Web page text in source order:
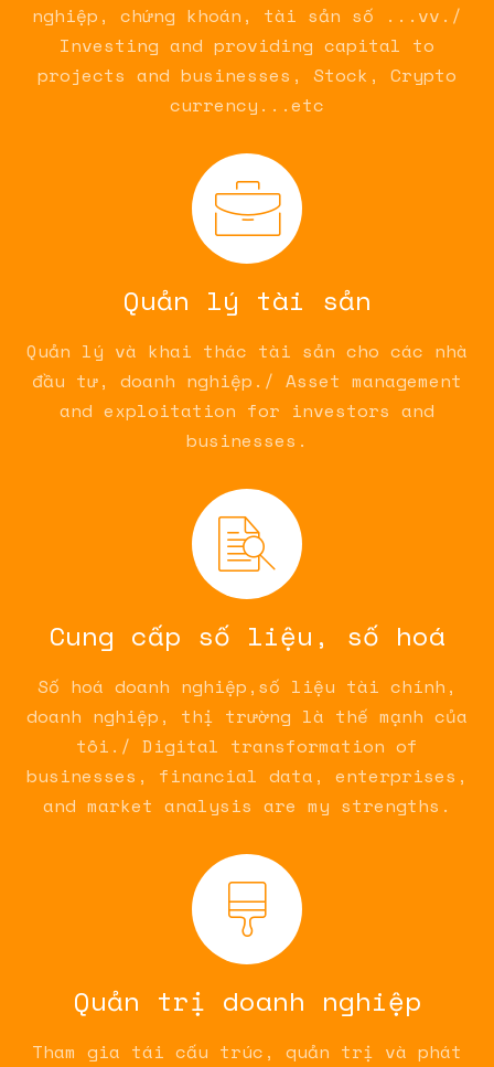
nghiệp, chứng khoán, tài sản số ...vv./
Investing and providing capital to
projects and businesses, Stock, Crypto
currency...etc
Quản lý tài sản
Quản lý và khai thác tài sản cho các nhà
đầu tư, doanh nghiệp./ Asset management
and exploitation for investors and
businesses.
Cung cấp số liệu, số hoá
Số hoá doanh nghiệp,số liệu tài chính,
doanh nghiệp, thị trường là thế mạnh của
tôi./ Digital transformation of
businesses, financial data, enterprises,
and market analysis are my strengths.
Quản trị doanh nghiệp
Tham gia tái cấu trúc, quản trị và phát